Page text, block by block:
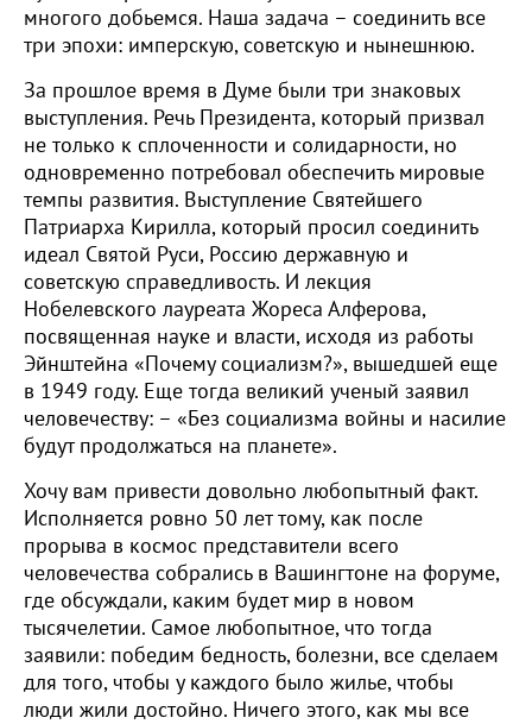
многого добьемся. Наша задача – соединить все
три эпохи: имперскую, советскую и нынешнюю.
За прошлое время в Думе были три знаковых
выступления. Речь Президента, который призвал
не только к сплоченности и солидарности, но
одновременно потребовал обеспечить мировые
темпы развития. Выступление Святейшего
Патриарха Кирилла, который просил соединить
идеал Святой Руси, Россию державную и
советскую справедливость. И лекция
Нобелевского лауреата Жореса Алферова,
посвященная науке и власти, исходя из работы
Эйнштейна «Почему социализм?», вышедшей еще
в 1949 году. Еще тогда великий ученый заявил
человечеству: – «Без социализма войны и насилие
будут продолжаться на планете».
Хочу вам привести довольно любопытный факт.
Исполняется ровно 50 лет тому, как после
прорыва в космос представители всего
человечества собрались в Вашингтоне на форуме,
где обсуждали, каким будет мир в новом
тысячелетии. Самое любопытное, что тогда
заявили: победим бедность, болезни, все сделаем
для того, чтобы у каждого было жилье, чтобы
люди жили достойно. Ничего этого, как мы все